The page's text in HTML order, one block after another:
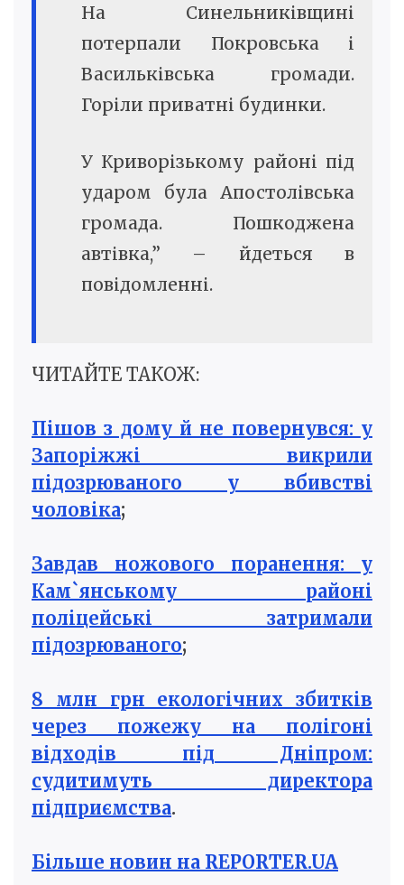
На Синельниківщині
потерпали Покровська і
Васильківська громади.
Горіли приватні будинки.
У Криворізькому районі під
ударом була Апостолівська
громада. Пошкоджена
автівка,” – йдеться в
повідомленні.
ЧИТАЙТЕ ТАКОЖ:
Пішов з дому й не повернувся: у
Запоріжжі викрили
підозрюваного у вбивстві
чоловіка;
Завдав ножового поранення: у
Кам`янському районі
поліцейські затримали
підозрюваного;
8 млн грн екологічних збитків
через пожежу на полігоні
відходів під Дніпром:
судитимуть директора
підприємства.
Більше новин на REPORTER.UA